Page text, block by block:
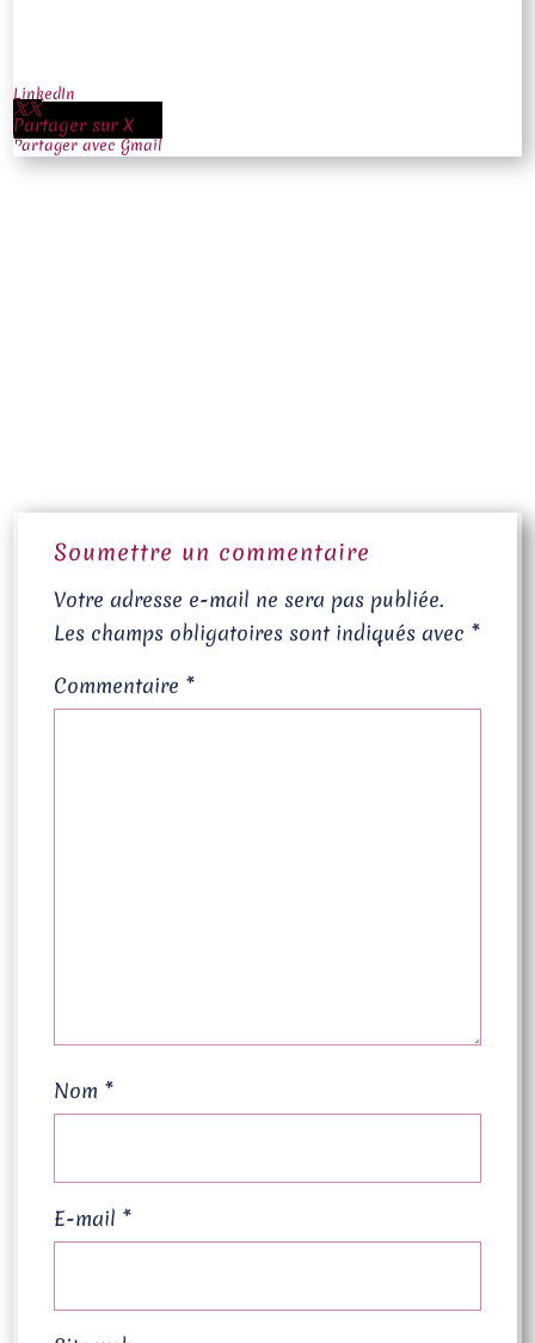
LinkedIn
Partager avec Gmail
Soumettre un commentaire
Votre adresse e-mail ne sera pas publiée.
Les champs obligatoires sont indiqués avec *
Commentaire *
Nom *
E-mail *